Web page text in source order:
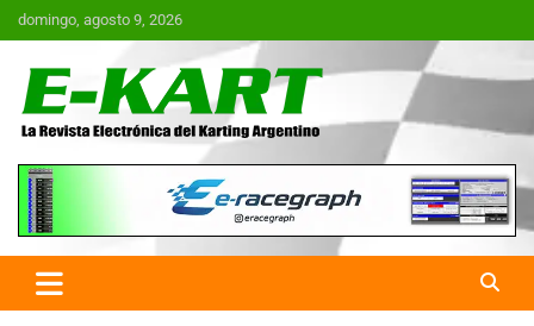
Saltar
al
domingo, agosto 9, 2026
E-Kart.com.ar | La Revista
Electrónica del Karting en
Argentina